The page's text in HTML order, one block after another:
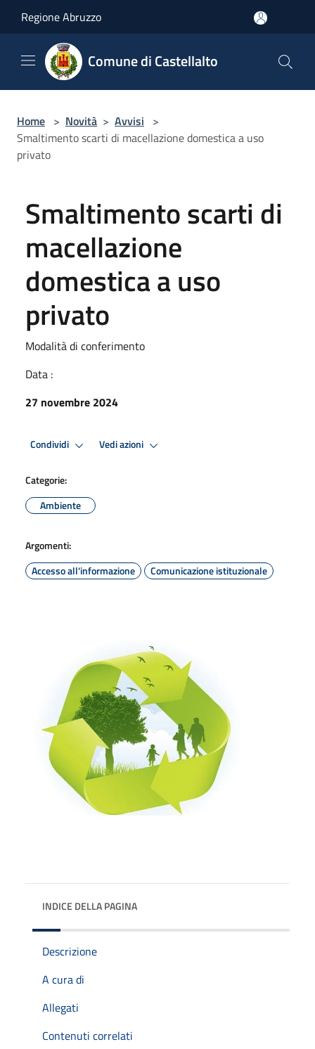
Regione Abruzzo
Comune di Castellalto
Home > Novità > Avvisi >
Smaltimento scarti di macellazione domestica a uso
privato
Smaltimento scarti di
macellazione
domestica a uso
privato
Modalità di conferimento
Data :
27 novembre 2024
Condividi Vedi azioni
Categorie:
Ambiente
Argomenti:
Accesso all'informazione
Comunicazione istituzionale
INDICE DELLA PAGINA
Descrizione
A cura di
Allegati
Contenuti correlati